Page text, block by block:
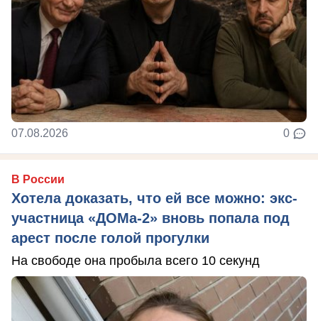
07.08.2026 0
В России
Хотела доказать, что ей все можно: экс-
участница «ДОМа-2» вновь попала под
арест после голой прогулки
На свободе она пробыла всего 10 секунд